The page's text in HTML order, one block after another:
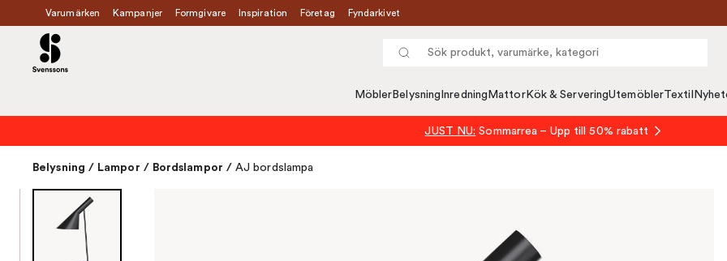
Varumärken Kampanjer Formgivare Inspiration Företag Fyndarkivet
Möbler Belysning Inredning MattorKök & ServeringUtemöblerTextil
JUST NU: Sommarrea – Upp till 50% rabatt
Belysning / Lampor / Bordslampor / AJ bordslampa